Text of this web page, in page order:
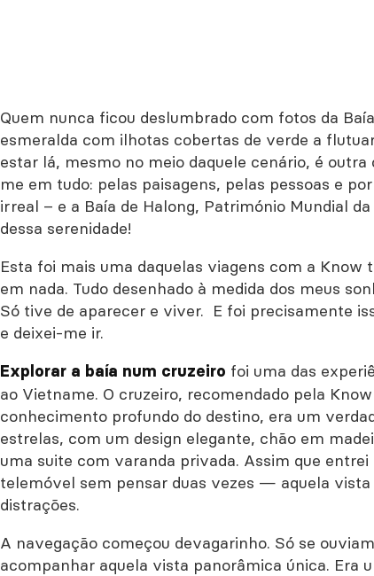
Quem nunca ficou deslumbrado com fotos da
esmeralda com ilhotas cobertas de verde a
estar lá, mesmo no meio daquele cenário, é
me em tudo: pelas paisagens, pelas pessoas e
irreal – e a Baía de Halong, Património Mundial
dessa serenidade!
Esta foi mais uma daquelas viagens com a Know
em nada. Tudo desenhado à medida dos meus
Só tive de aparecer e viver. E foi precisamente
e deixei-me ir.
Explorar a baía num cruzeiro foi uma das
ao Vietname. O cruzeiro, recomendado pela
conhecimento profundo do destino, era um
estrelas, com um design elegante, chão em
uma suite com varanda privada. Assim que
telemóvel sem pensar duas vezes — aquela
distrações.
A navegação começou devagarinho. Só se
acompanhar aquela vista panorâmica única. Era